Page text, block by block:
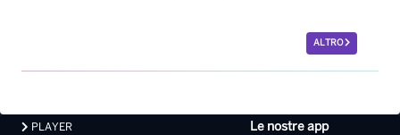
ALTRO
Le nostre app
PLAYER